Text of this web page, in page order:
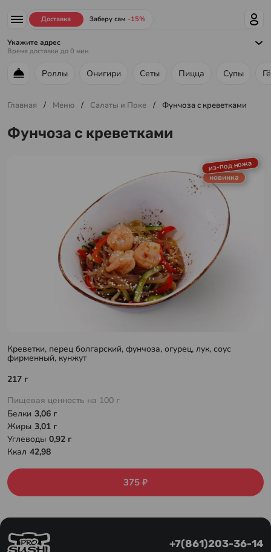
Доставка Заберу сам -15%
Укажите адрес
Время доставки до 0 мин
Меню ресторана
Роллы Онигири Сеты Пицца Супы
Главная / Меню / Салаты и Поке / Фунчоза с креветками
Фунчоза с креветками
из-под ножа
новинка
Креветки, перец болгарский, фунчоза, огурец, лук, соус
фирменный, кунжут
217 г
Пищевая ценность на 100 г
Белки 3,06 г
Жиры 3,01 г
Углеводы 0,92 г
Ккал 42,98
375 ₽
+7(861)203-36-14